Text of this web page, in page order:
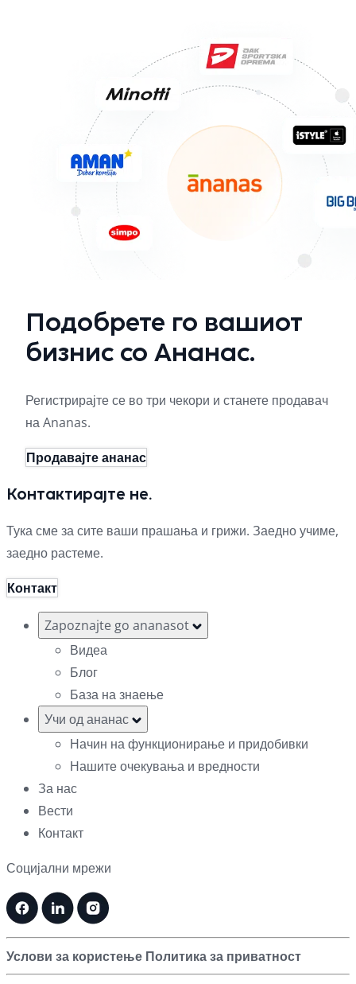
Подобрете го вашиот
бизнис со Ананас.
Регистрирајте се во три чекори и станете продавач
на Ananas.
Продавајте ананас
Контактирајте не.
Тука сме за сите ваши прашања и грижи. Заедно учиме,
заедно растеме.
Контакт
Zapoznajte go ananasot
Видеа
Блог
База на знаење
Учи од ананас
Начин на функционирање и придобивки
Нашите очекувања и вредности
За нас
Вести
Контакт
Социјални мрежи
Услови за користење Политика за приватност